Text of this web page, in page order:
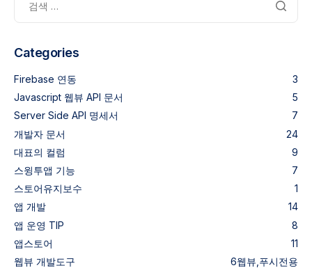
Categories
Firebase 연동
3
Javascript 웹뷰 API 문서
5
Server Side API 명세서
7
개발자 문서
24
대표의 컬럼
9
스윙투앱 기능
7
스토어유지보수
1
앱 개발
14
앱 운영 TIP
8
앱스토어
11
웹뷰
웹뷰,푸시전용
개발도구
6